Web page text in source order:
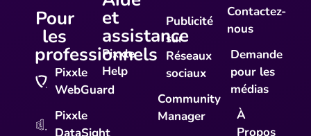
Pour
les
professionnels
Pixxle
WebGuard
Pixxle
et
assistance
Pixxle
Help
Publicité
sur
Réseaux
sociaux
Community
Manager
Contactez-
nous
Demande
pour les
médias
À
Propos